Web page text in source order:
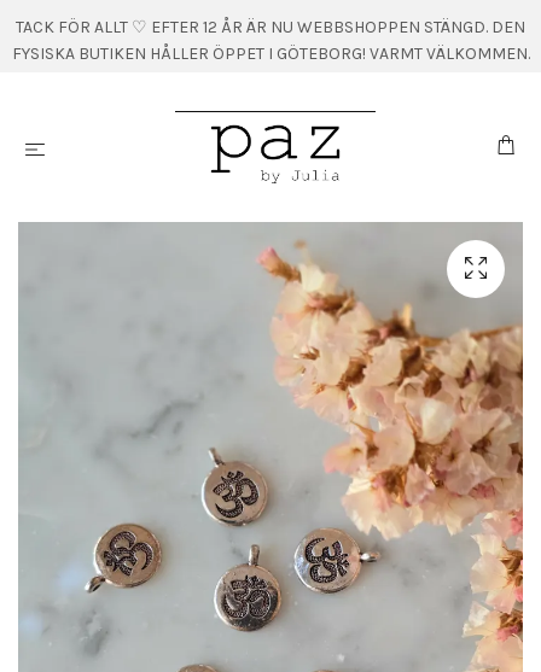
TACK FÖR ALLT ♡ EFTER 12 ÅR ÄR NU WEBBSHOPPEN STÄNGD. DEN
FYSISKA BUTIKEN HÅLLER ÖPPET I GÖTEBORG! VARMT VÄLKOMMEN.